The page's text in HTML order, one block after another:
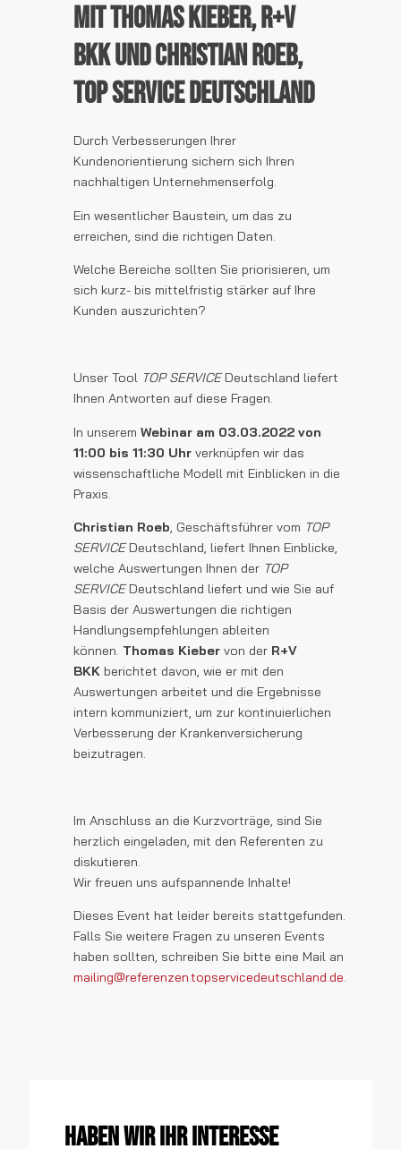
mit Thomas Kieber, R+V
BKK und Christian Roeb,
TOP SERVICE Deutschland
Durch Verbesserungen Ihrer
Kundenorientierung sichern sich Ihren
nachhaltigen Unternehmenserfolg.
Ein wesentlicher Baustein, um das zu
erreichen, sind die richtigen Daten.
Welche Bereiche sollten Sie priorisieren, um
sich kurz- bis mittelfristig stärker auf Ihre
Kunden auszurichten?
Unser Tool TOP SERVICEDeutschland liefert
Ihnen Antworten auf diese Fragen.
In unserem Webinar am 03.03.2022 von
11:00 bis 11:30 Uhr verknüpfen wir das
wissenschaftliche Modell mit Einblicken in die
Praxis.
Christian Roeb, Geschäftsführer vom TOP
SERVICEDeutschland, liefert Ihnen Einblicke,
welche Auswertungen Ihnen der TOP
SERVICEDeutschland liefert und wie Sie auf
Basis der Auswertungen die richtigen
Handlungsempfehlungen ableiten
können. Thomas Kieber von der R+V
BKK berichtet davon, wie er mit den
Auswertungen arbeitet und die Ergebnisse
intern kommuniziert, um zur kontinuierlichen
Verbesserung der Krankenversicherung
beizutragen.
Im Anschluss an die Kurzvorträge, sind Sie
herzlich eingeladen, mit den Referenten zu
diskutieren.
Wir freuen uns aufspannende Inhalte!
Dieses Event hat leider bereits stattgefunden.
Falls Sie weitere Fragen zu unseren Events
haben sollten, schreiben Sie bitte eine Mail an
mailing@referenzen.topservicedeutschland.de.
Haben wir Ihr Interesse